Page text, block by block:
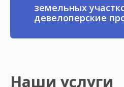
земельных
девелоперские
Наши услуги